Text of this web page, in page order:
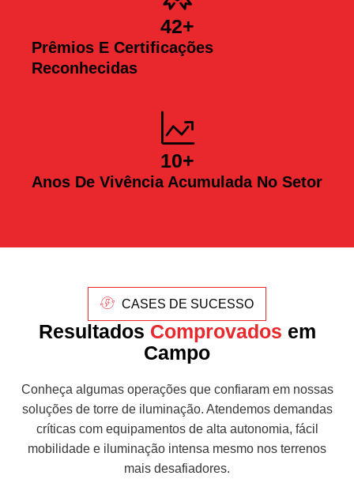
Prêmios E Certificações
Reconhecidas
42+
Anos De Vivência Acumulada No Setor
10+
CASES DE SUCESSO
Resultados Comprovados em
Campo
Conheça algumas operações que confiaram em nossas
soluções de torre de iluminação. Atendemos demandas
críticas com equipamentos de alta autonomia, fácil
mobilidade e iluminação intensa mesmo nos terrenos
mais desafiadores.